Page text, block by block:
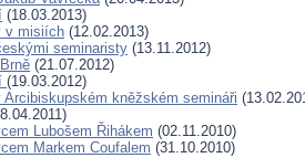
(18.03.2013)
v misiích (12.02.2013)
seminaristy (13.11.2012)
(21.07.2012)
(19.03.2012)
kněžském semináři
Lubošem Řihákem (02.11.2010)
Markem Coufalem (31.10.2010)